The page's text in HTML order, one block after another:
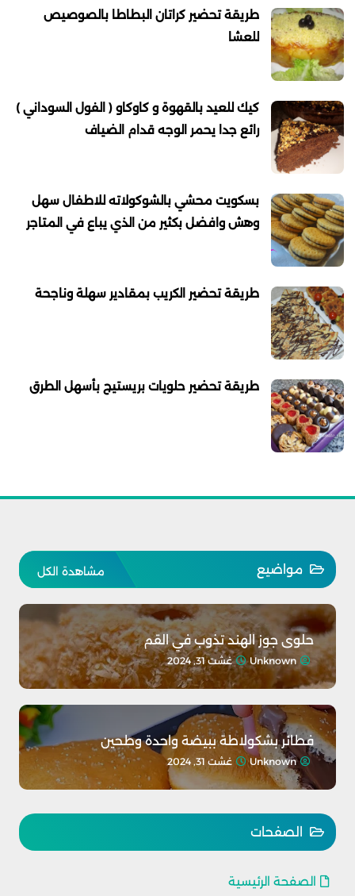
طريقة تحضير كراتان البطاطا بالصوصيص
للعشا
كيك للعيد بالقهوة و كاوكاو ( الفول السوداني )
رائع جدا يحمر الوجه قدام الضياف
بسكويت محشي بالشوكولاته للاطفال سهل
وهش وافضل بكثير من الذي يباع في المتاجر
طريقة تحضير الكريب بمقادير سهلة وناجحة
طريقة تحضير حلويات بريستيج بأسهل الطرق
مشاهدة الكل مواضيع
حلوى جوز الهند تذوب في القم
Unknown غشت 31, 2024
فطائر بشكولاطة ببيضة واحدة وطحين
Unknown غشت 31, 2024
الصفحات
الصفحة الرئيسية